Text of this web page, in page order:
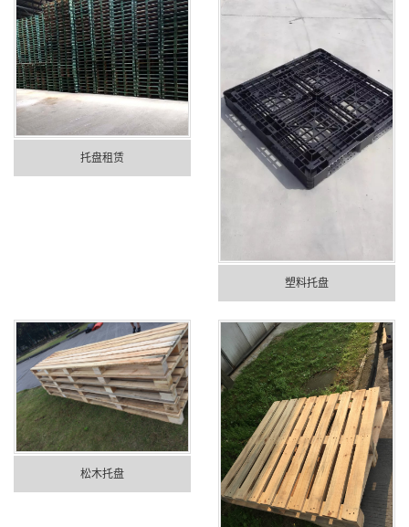
托盘租赁
塑料托盘
松木托盘